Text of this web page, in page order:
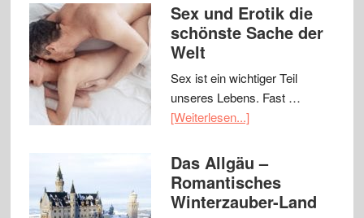
Sex und Erotik die
schönste Sache der
Welt
Sex ist ein wichtiger Teil
unseres Lebens. Fast …
[Weiterlesen...]
Das Allgäu –
Romantisches
Winterzauber-Land